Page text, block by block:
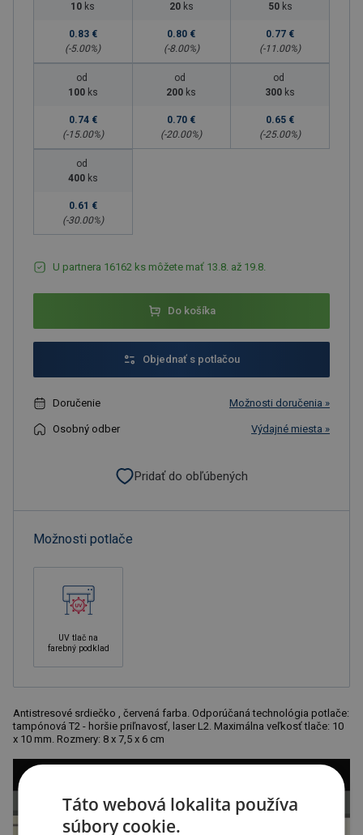
10 ks
0.83 €
(-5.00%)
20 ks
0.80 €
(-8.00%)
50 ks
0.77 €
(-11.00%)
od
100 ks
0.74 €
(-15.00%)
od
200 ks
0.70 €
(-20.00%)
od
300 ks
0.65 €
(-25.00%)
od
400 ks
0.61 €
(-30.00%)
U partnera 16162 ks môžete mať 13.8. až 19.8.
Do košíka
Objednať s potlačou
Doručenie Možnosti doručenia »
Osobný odber Výdajné miesta »
Pridať do obľúbených
Možnosti potlače
UV tlač na
farebný podklad
Antistresové srdiečko , červená farba. Odporúčaná technológia potlače:
tampónová T2 - horšie priľnavosť, laser L2. Maximálna veľkosť tlače: 10
x 10 mm. Rozmery: 8 x 7,5 x 6 cm
Táto webová lokalita používa
súbory cookie.